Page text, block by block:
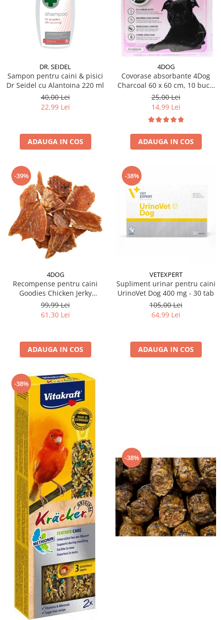
Hrana uscata
Hrana uscata caini
Caine Junior
Caine Adult
Oferta 2 saci
Igiena caini
Cosmetica & produse de igiena
Solutii curatare
Solutii dentare
Solutii oftalmice
Oferte
Recompense caini
Hrana umeda
Hrana uscata
Hrana umeda pisici
Pisica Adult
Pisica Senior
Pisica Sterilizata
Ingrijire pisici
Sampoane pisici
Oferte
Recompense pisici
DR. SEIDEL
Sampon pentru caini & pisici
Dr Seidel cu Alantoina 220 ml
40,00 Lei
22,99 Lei
ADAUGA IN COS
4DOG
Covorase absorbante 4Dog
Charcoal 60 x 60 cm, 10 buc /
pachet
25,00 Lei
14,99 Lei
ADAUGA IN COS
-39%
4DOG
Recompense pentru caini
Goodies Chicken Jerky
Tenders 1 kg
99,99 Lei
61,30 Lei
ADAUGA IN COS
-38%
VETEXPERT
Supliment urinar pentru caini
UrinoVet Dog 400 mg - 30 tab
105,00 Lei
64,99 Lei
ADAUGA IN COS
-38%
-38%